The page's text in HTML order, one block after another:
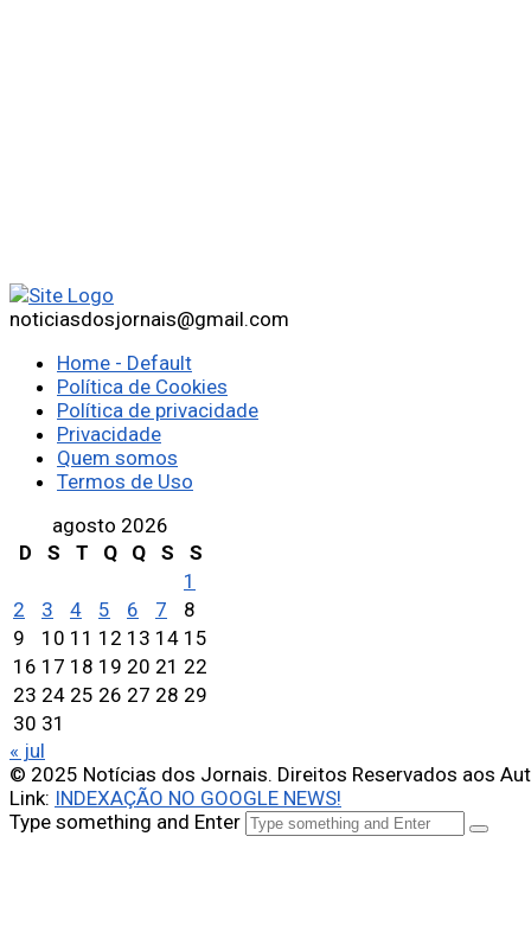
noticiasdosjornais@gmail.com
Home - Default
Política de Cookies
Política de privacidade
Privacidade
Quem somos
Termos de Uso
agosto 2026
D
S T Q Q S
S
1
2
3 4 5 6 7
8
9
10 11 12 13 14 15
16 17 18 19 20 21 22
23 24 25 26 27 28 29
30 31
« jul
© 2025 Notícias dos Jornais. Direitos Reservados aos
Link: INDEXAÇÃO NO GOOGLE NEWS!
Type something and Enter